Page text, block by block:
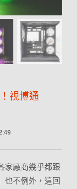
視博通
家廠商幾乎都跟
也不例外，這回